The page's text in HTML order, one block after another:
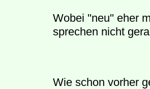
Wobei ''neu'' eher
sprechen nicht
Wie schon vorher